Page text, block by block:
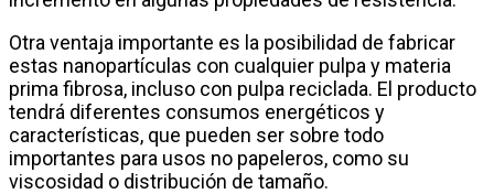
Otra ventaja importante es la posibilidad de fabricar
estas nanopartículas con cualquier pulpa y materia
prima fibrosa, incluso con pulpa reciclada. El producto
tendrá diferentes consumos energéticos y
características, que pueden ser sobre todo
importantes para usos no papeleros, como su
viscosidad o distribución de tamaño.